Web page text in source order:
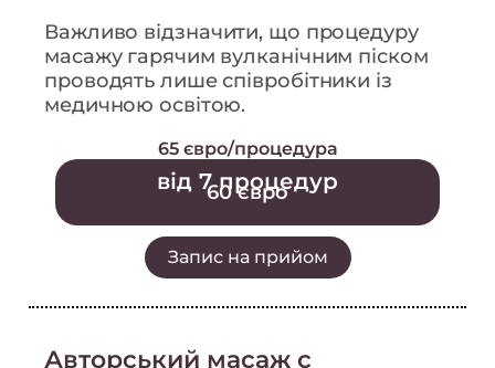
Важливо відзначити, що процедуру
масажу гарячим вулканічним піском
проводять лише співробітники із
медичною освітою.
65 євро/процедура
від 7 процедур
60 євро
Запис на прийом
Авторський масаж с